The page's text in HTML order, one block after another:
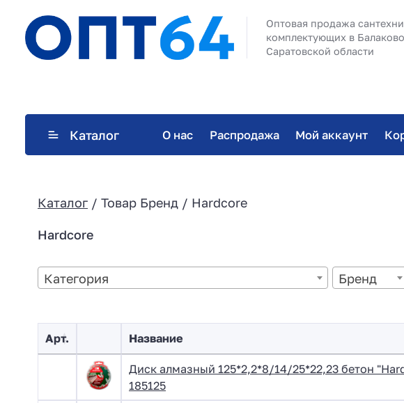
Оптовая продажа
комплектующих в
Саратовской области
Каталог О нас Распродажа Мой аккаунт
Каталог / Товар Бренд / Hardcore
Hardcore
Категория Бренд
Арт. Название
Диск алмазный 125*2,2*8/14/25*22,23 бетон
185125